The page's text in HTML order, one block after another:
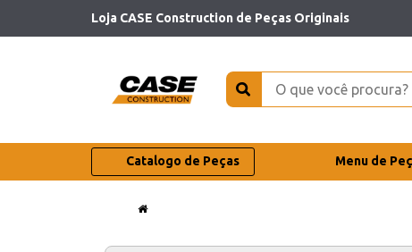
Loja CASE Construction de Peças Originais
Catalogo de Peças Menu de